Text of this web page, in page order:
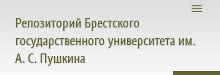
Toggle
Репозиторий Брестского
государственного университета им.
А. С. Пушкина